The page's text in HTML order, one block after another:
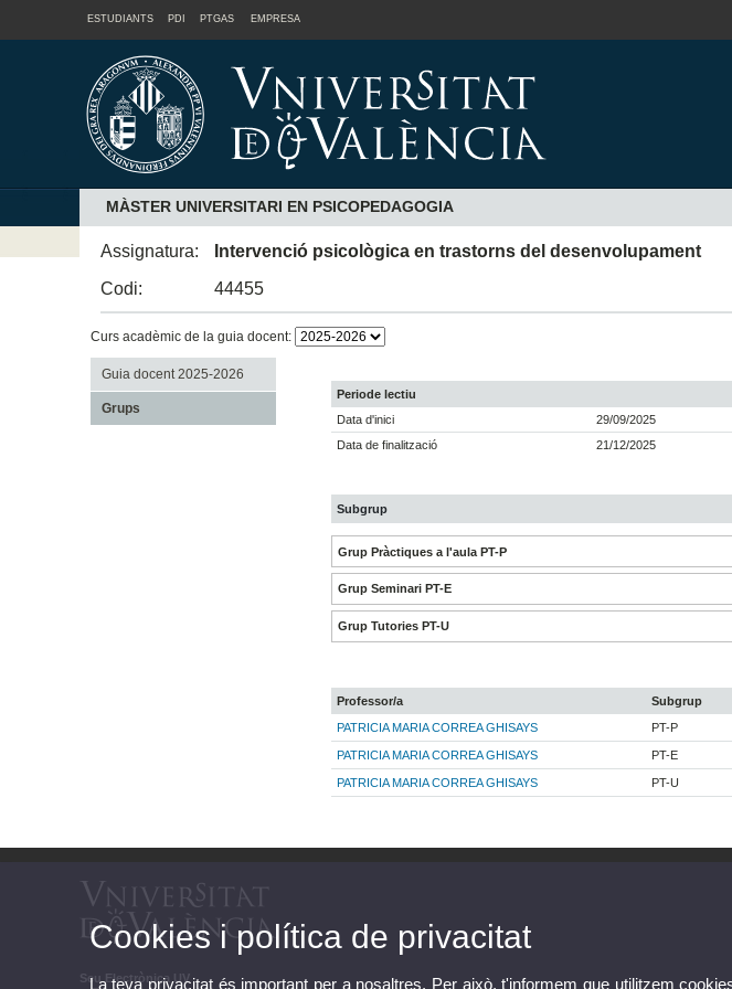
ESTUDIANTS PDI PTGAS EMPRESA
MÀSTER UNIVERSITARI EN PSICOPEDAGOGIA
Assignatura:
Intervenció psicològica en trastorns del desenvolupament
Codi:
44455
Curs acadèmic de la guia docent:
Guia docent 2025-2026
Grups
Periode lectiu
Data d'inici
29/09/2025
Data de finalització
21/12/2025
Subgrup
Grup Pràctiques a l'aula PT-P
Grup Seminari PT-E
Grup Tutories PT-U
Professor/a Subgrup
PATRICIA MARIA CORREA GHISAYS
PT-P
PATRICIA MARIA CORREA GHISAYS PT-E
PATRICIA MARIA CORREA GHISAYS PT-U
Seu Electrònica UV
Cookies i política de privacitat
La teva privacitat és important per a nosaltres. Per això, t'informem que utilitzem